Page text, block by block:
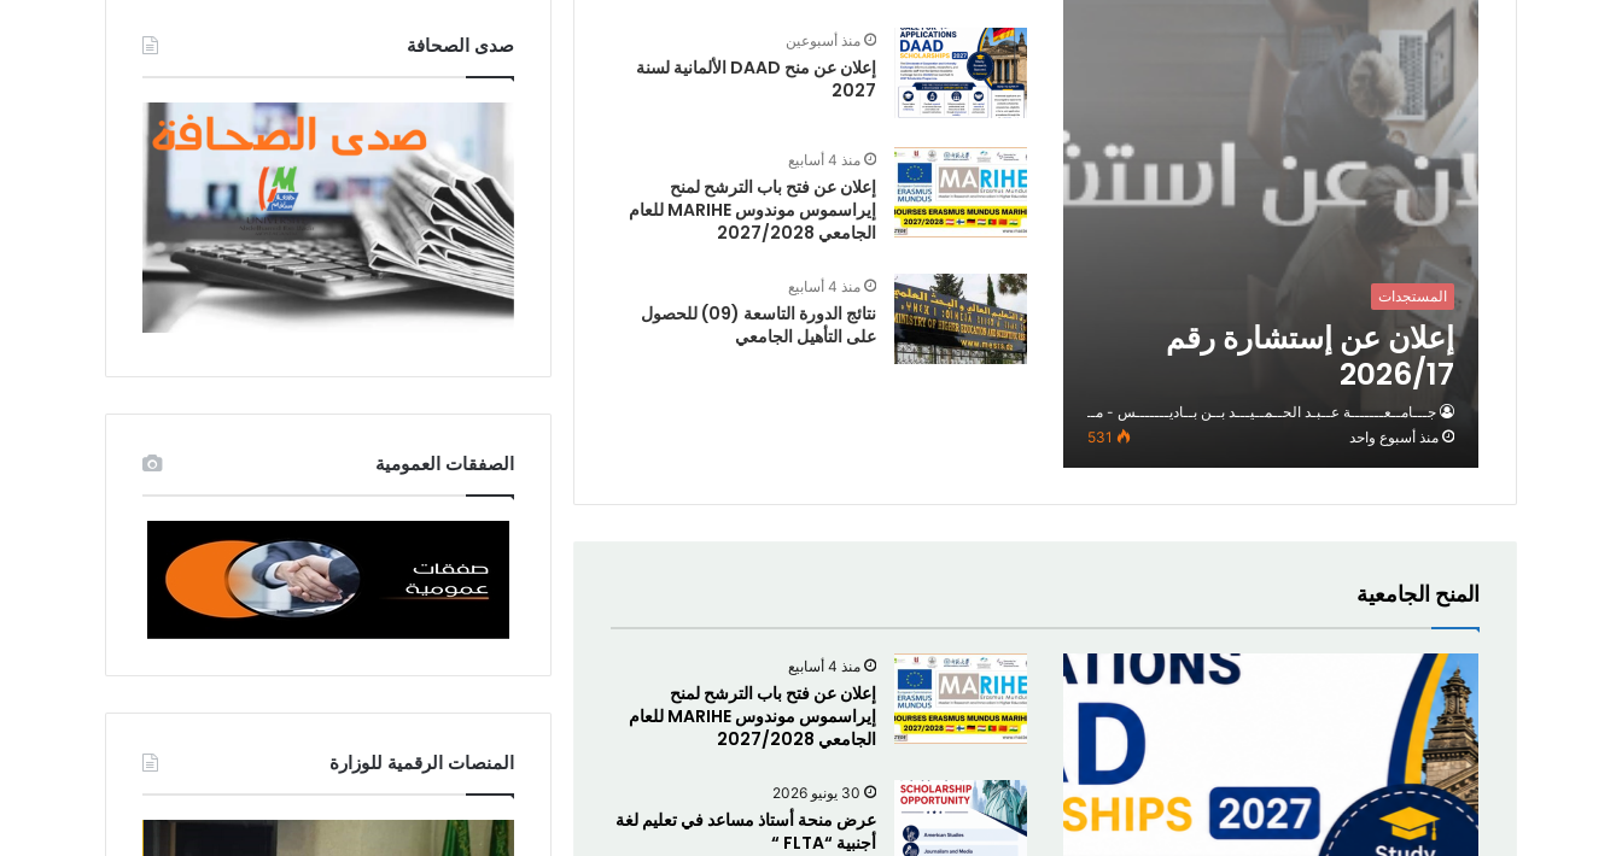
المستجدات
إعلان عن إستشارة رقم
2026/17
جـــامــعـــــــة عــبـد الحــمــيـــد بــن بــاديـــــــس - مــســتــغــــــانــم
منذ أسبوع واحد
531
منذ أسبوعين
إعلان عن منح DAAD الألمانية لسنة
2027
منذ 4 أسابيع
إعلان عن فتح باب الترشح لمنح
إيراسموس موندوس MARIHE للعام
الجامعي 2027/2028
منذ 4 أسابيع
نتائج الدورة التاسعة (09) للحصول
على التأهيل الجامعي
المنح الجامعية
منذ 4 أسابيع
إعلان عن فتح باب الترشح لمنح
إيراسموس موندوس MARIHE للعام
الجامعي 2027/2028
30 يونيو 2026
عرض منحة أستاذ مساعد في تعليم لغة
أجنبية “FLTA “
صدى الصحافة
الصفقات العمومية
المنصات الرقمية للوزارة